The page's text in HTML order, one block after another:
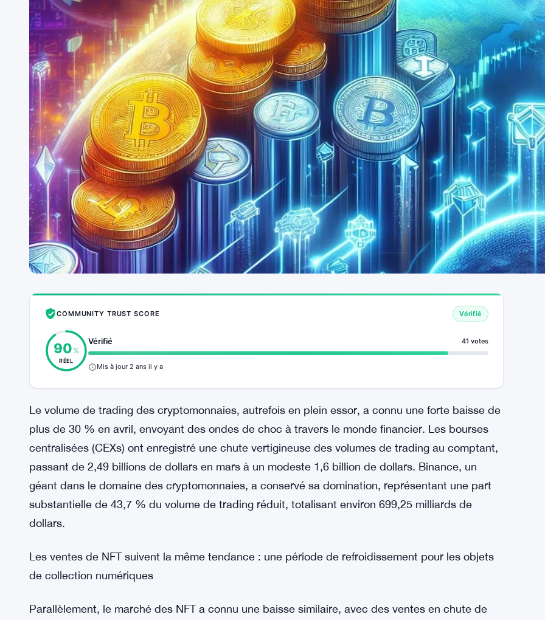
COMMUNITY TRUST SCORE Vérifié
90 %
RÉEL
Vérifié 41 votes
Mis à jour 2 ans il y a
Le volume de trading des cryptomonnaies, autrefois en plein essor, a connu une forte baisse de
plus de 30 % en avril, envoyant des ondes de choc à travers le monde financier. Les bourses
centralisées (CEXs) ont enregistré une chute vertigineuse des volumes de trading au comptant,
passant de 2,49 billions de dollars en mars à un modeste 1,6 billion de dollars. Binance, un
géant dans le domaine des cryptomonnaies, a conservé sa domination, représentant une part
substantielle de 43,7 % du volume de trading réduit, totalisant environ 699,25 milliards de
dollars.
Les ventes de NFT suivent la même tendance : une période de refroidissement pour les objets
de collection numériques
Parallèlement, le marché des NFT a connu une baisse similaire, avec des ventes en chute de